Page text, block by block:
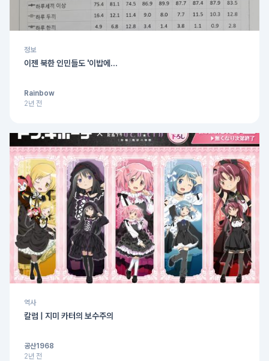
정보
이젠 북한 인민들도 '이밥에...
Rainbow
2년 전
역사
칼럼 | 지미 카터의 보수주의
공산1968
2년 전